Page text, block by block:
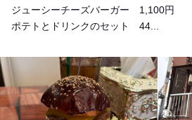
ジューシーチーズバーガー 1,100円
ポテトとドリンクのセット 44...